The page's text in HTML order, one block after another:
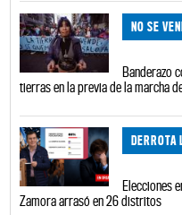
NO SE
Banderazo
tierras en la previa de la marcha
Elecciones
Zamora arrasó en 26 distritos